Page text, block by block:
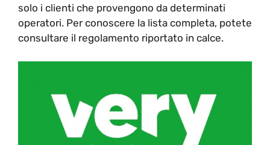
solo i clienti che provengono da determinati
operatori. Per conoscere la lista completa, potete
consultare il regolamento riportato in calce.